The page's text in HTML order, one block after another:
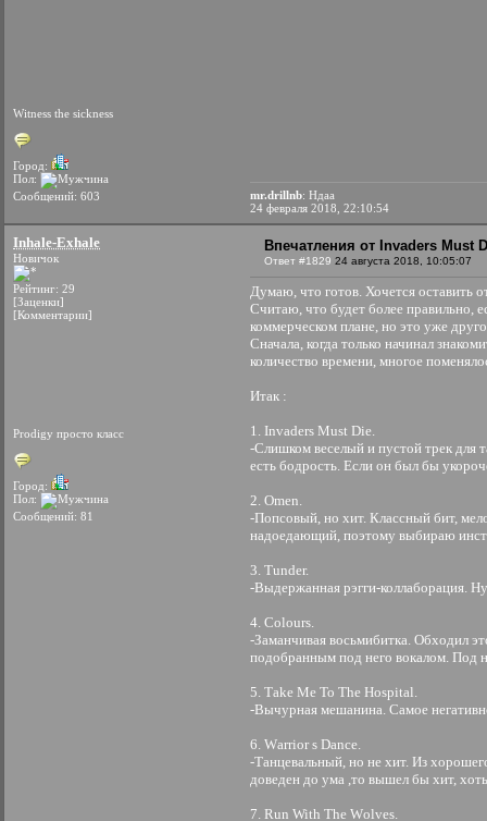
Witness the sickness
Город:
Пол:
Сообщений: 603
mr.drillnb: Ндаа
24 февраля 2018, 22:10:54
Inhale-Exhale
Новичок
Рейтинг: 29
[Заценки]
[Комментарии]
Prodigy просто класс
Город:
Пол:
Сообщений: 81
Впечатления от Invaders Must
Ответ #1829 24 августа 2018, 10:05:07
Думаю, что готов. Хочется оставить
Считаю, что будет более правильно,
коммерческом плане, но это уже
Сначала, когда только начинал
количество времени, многое
Итак :
1. Invaders Must Diе.
-Слишком веселый и пустой трек для
есть бодрость. Если он был бы
2. Omеn.
-Попсовый, но хит. Классный бит,
надоедающий, поэтому выбираю
3. Тundеr.
-Выдержанная рэгги-коллаборация.
4. Соlоurs.
-Заманчивая восьмибитка. Обходил
подобранным под него вокалом. Под
5. Таkе Ме То Тhе Ноsрitаl.
-Вычурная мешанина. Самое
6. Wаrriоr s Dаnсе.
-Танцевальный, но не хит. Из
доведен до ума ,то вышел бы хит,
7. Run With Тhе Wоlvеs.